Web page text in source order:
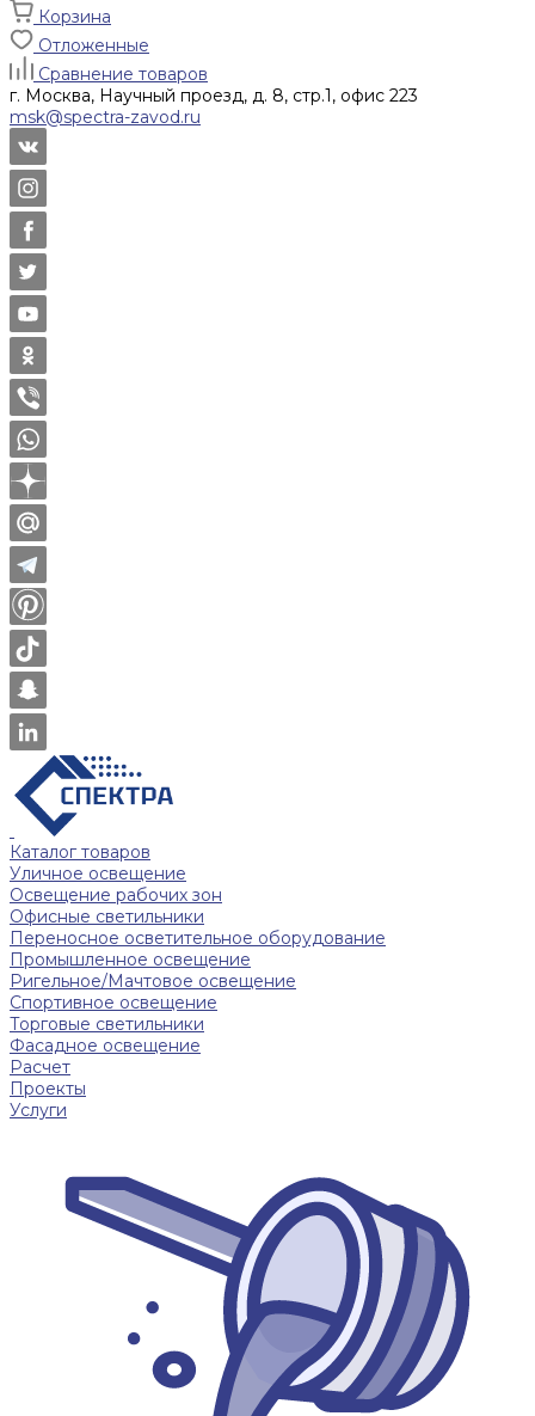
Корзина
Отложенные
Сравнение товаров
г. Москва, Научный проезд, д. 8, стр.1, офис 223
msk@spectra-zavod.ru
Каталог товаров
Уличное освещение
Освещение рабочих зон
Офисные светильники
Переносное осветительное оборудование
Промышленное освещение
Ригельное/Мачтовое освещение
Спортивное освещение
Торговые светильники
Фасадное освещение
Расчет
Проекты
Услуги